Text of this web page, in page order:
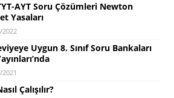
AYT Soru Çözümleri Newton
Yasaları
2022
Uygun 8. Sınıf Soru Bankaları
Çalışılır?